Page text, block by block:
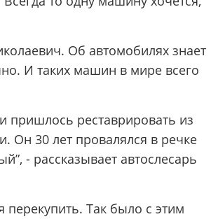
Об автомобилях знает
И таких машин в мире всего
пришлось реставрировать из
Он 30 лет провалялся в речке
- рассказывает автослесарь
Так было с этим